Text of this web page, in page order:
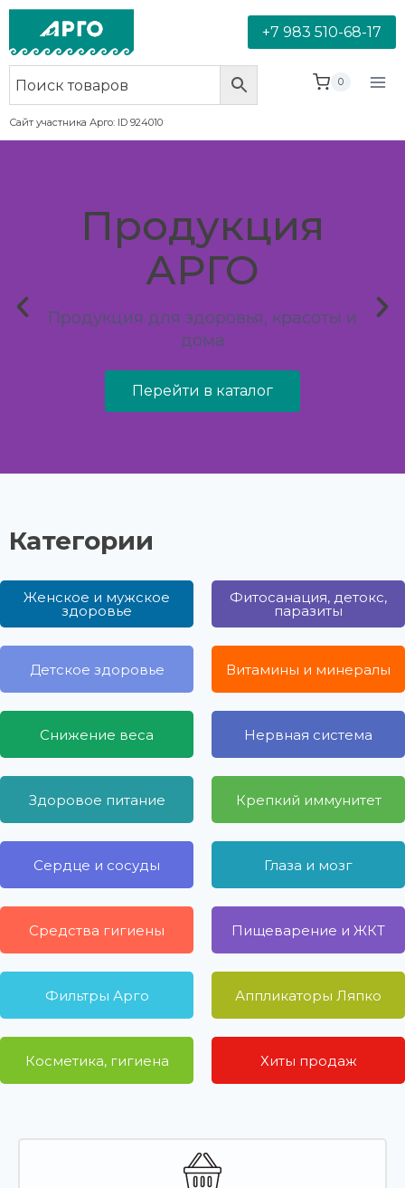
+7 983 510-68-17
Сайт участника Арго: ID 924010
0
Продукция
АРГО
Продукция для здоровья, красоты и
дома
Перейти в каталог
Категории
Женское и мужское
здоровье
Фитосанация, детокс,
паразиты
Детское здоровье Витамины и минералы
Снижение веса Нервная система
Здоровое питание Крепкий иммунитет
Сердце и сосуды Глаза и мозг
Средства гигиены Пищеварение и ЖКТ
Фильтры Арго Аппликаторы Ляпко
Косметика, гигиена Хиты продаж